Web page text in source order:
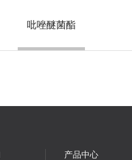
吡唑醚菌酯
产品中心